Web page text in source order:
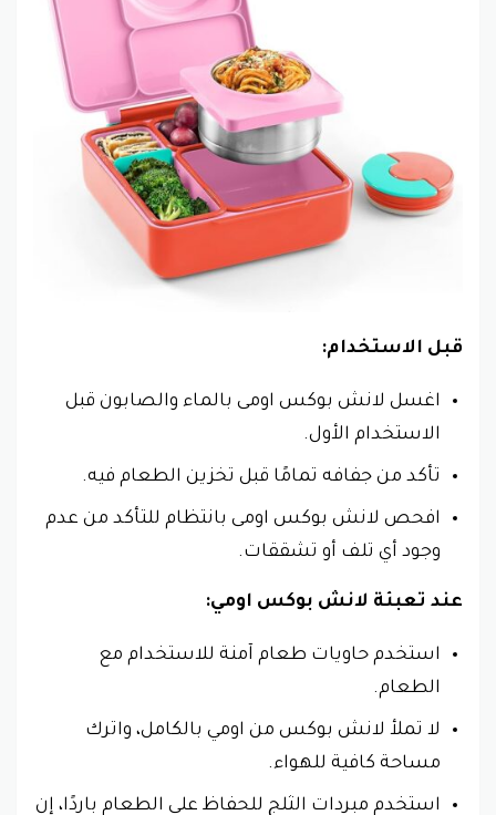
قبل الاستخدام:
اغسل لانش بوكس اومى بالماء والصابون قبل
الاستخدام الأول.
تأكد من جفافه تمامًا قبل تخزين الطعام فيه.
افحص لانش بوكس اومى بانتظام للتأكد من عدم
وجود أي تلف أو تشققات.
عند تعبئة لانش بوكس اومي:
استخدم حاويات طعام آمنة للاستخدام مع
الطعام.
لا تملأ لانش بوكس من اومي بالكامل، واترك
مساحة كافية للهواء.
استخدم مبردات الثلج للحفاظ على الطعام باردًا، إن